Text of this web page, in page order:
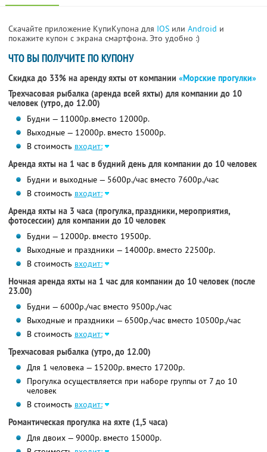
Скачайте приложение КупиКупона для IOS или Android и
покажите купон с экрана смартфона. Это удобно :)
ЧТО ВЫ ПОЛУЧИТЕ ПО КУПОНУ
Скидка до 33% на аренду яхты от компании «Морские прогулки»
Трехчасовая рыбалка (аренда всей яхты) для компании до 10
человек (утро, до 12.00)
Будни — 11000р.вместо 12000р.
Выходные — 12000р. вместо 15000р.
В стоимость входит:
Аренда яхты на 1 час в будний день для компании до 10 человек
Будни и выходные — 5600р./час вместо 7600р./час
В стоимость входит:
Аренда яхты на 3 часа (прогулка, праздники, мероприятия,
фотосессии) для компании до 10 человек
Будни — 12000р. вместо 19500р.
Выходные и праздники — 14000р. вместо 22500р.
В стоимость входит:
Ночная аренда яхты на 1 час для компании до 10 человек (после
23.00)
Будни — 6000р./час вместо 9500р./час
Выходные и праздники — 6500р./час вместо 10500р./час
В стоимость входит:
Трехчасовая рыбалка (утро, до 12.00)
Для 1 человека — 15200р. вместо 17200р.
Прогулка осуществляется при наборе группы от 7 до 10
человек
В стоимость входит:
Романтическая прогулка на яхте (1,5 часа)
Для двоих — 9000р. вместо 15000р.